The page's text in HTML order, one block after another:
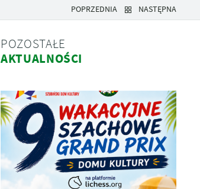
POPRZEDNIA NASTĘPNA
POZOSTAŁE
AKTUALNOŚCI